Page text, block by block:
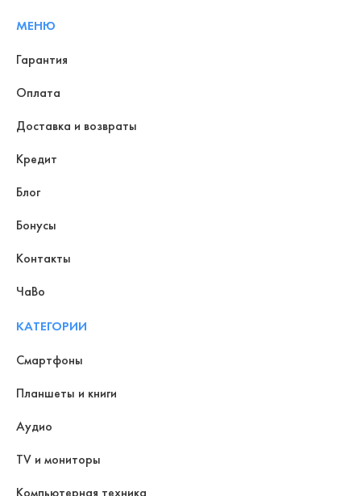
МЕНЮ
Гарантия
Оплата
Доставка и возвраты
Кредит
Блог
Бонусы
Контакты
ЧаВо
КАТЕГОРИИ
Смартфоны
Планшеты и книги
Аудио
TV и мониторы
Компьютерная техника